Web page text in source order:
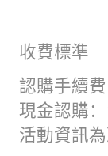
收費標準
認購手續
現金認購
活動資訊為